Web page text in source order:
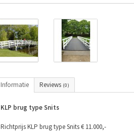
Informatie Reviews (0)
KLP brug type Snits
Richtprijs KLP brug type Snits € 11.000,-